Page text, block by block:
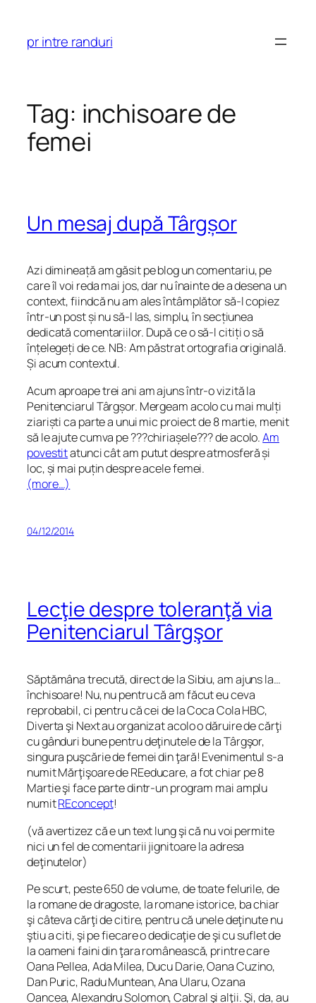
content
pr intre randuri
Tag: inchisoare de
femei
Un mesaj după Târgșor
Azi dimineață am găsit pe blog un comentariu, pe
care îl voi reda mai jos, dar nu înainte de a desena un
context, fiindcă nu am ales întâmplător să-l copiez
într-un post și nu să-l las, simplu, în secțiunea
dedicată comentariilor. După ce o să-l citiți o să
înțelegeți de ce. NB: Am păstrat ortografia originală.
Și acum contextul.
Acum aproape trei ani am ajuns într-o vizită la
Penitenciarul Târgșor. Mergeam acolo cu mai mulți
ziariști ca parte a unui mic proiect de 8 martie, menit
să le ajute cumva pe ???chiriașele??? de acolo.Am
povestitatunci cât am putut despre atmosferă și
loc, și mai puțin despre acele femei.
(more…)
04/12/2014
Lecţie despre toleranţă via
Penitenciarul Târgşor
Săptămâna trecută, direct de la Sibiu, am ajuns la…
închisoare! Nu, nu pentru că am făcut eu ceva
reprobabil, ci pentru că cei de la Coca Cola HBC,
Diverta şi Next au organizat acolo o dăruire de cărţi
cu gânduri bune pentru deţinutele de la Târgşor,
singura puşcărie de femei din ţară! Evenimentul s-a
numit Mărţişoare de REeducare, a fot chiar pe 8
Martie şi face parte dintr-un program mai amplu
numitREconcept!
(vă avertizez că e un text lung şi că nu voi permite
nici un fel de comentarii jignitoare la adresa
deţinutelor)
Pe scurt, peste 650 de volume, de toate felurile, de
la romane de dragoste, la romane istorice, ba chiar
şi câteva cărţi de citire, pentru că unele deţinute nu
ştiu a citi, şi pe fiecare o dedicaţie de şi cu suflet de
la oameni faini din ţara românească, printre care
Oana Pellea, Ada Milea, Ducu Darie, Oana Cuzino,
Dan Puric, Radu Muntean, Ana Ularu, Ozana
Oancea, Alexandru Solomon, Cabral şi alţii. Şi, da, au